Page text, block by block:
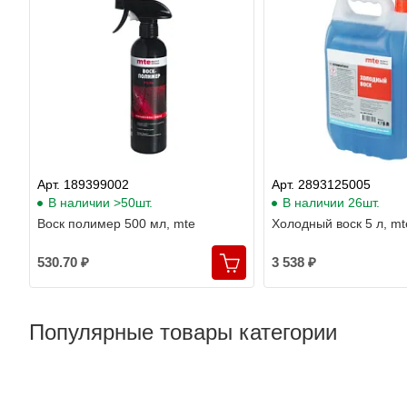
Арт. 189399002
В наличии >50шт.
Воск полимер 500 мл, mte
530.70 ₽
Арт. 2893125005
В наличии 26шт.
Холодный воск 5 л,
3 538 ₽
Популярные товары категории